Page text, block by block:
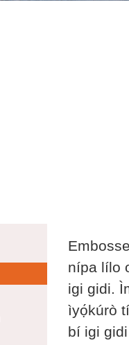
nípa lílo
igi gidi.
ìyọ́kúrò
bí igi